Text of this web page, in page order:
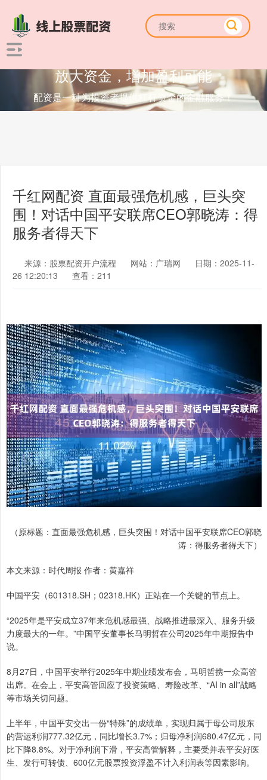
放大资金，增加盈利可能
配资是一种为投资者提供杠杆资金的金融服务！
千红网配资 直面最强危机感，巨头突
围！对话中国平安联席CEO郭晓涛：得
服务者得天下
来源：股票配资开户流程 网站：广瑞网
日期：2025-11-
26 12:20:13
查看：211
（原标题：直面最强危机感，巨头突围！对话中国平安联席CEO郭晓
涛：得服务者得天下）
本文来源：时代周报 作者：黄嘉祥
中国平安（601318.SH；02318.HK）正站在一个关键的节点上。
“2025年是平安成立37年来危机感最强、战略推进最深入、服务升级
力度最大的一年。”中国平安董事长马明哲在公司2025年中期报告中
说。
8月27日，中国平安举行2025年中期业绩发布会，马明哲携一众高管
出席。在会上，平安高管回应了投资策略、寿险改革、“AI in all”战略
等市场关切问题。
上半年，中国平安交出一份“特殊”的成绩单，实现归属于母公司股东
的营运利润777.32亿元，同比增长3.7%；归母净利润680.47亿元，同
比下降8.8%。对于净利润下滑，平安高管解释，主要受并表平安好医
生、发行可转债、600亿元股票投资浮盈不计入利润表等因素影响。